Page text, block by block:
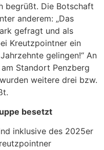
begrüßt. Die Botschaft
anderem: „Das
gefragt und als
Kreutzpointner ein
gelingen!“ An
Standort Penzberg
weitere drei bzw.
besetzt
inklusive des 2025er